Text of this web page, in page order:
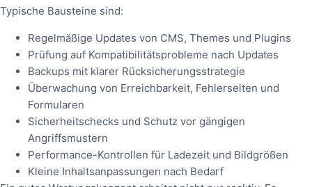
Typische Bausteine sind:
Regelmäßige Updates von CMS, Themes und Plugins
Prüfung auf Kompatibilitätsprobleme nach Updates
Backups mit klarer Rücksicherungsstrategie
Überwachung von Erreichbarkeit, Fehlerseiten und
Formularen
Sicherheitschecks und Schutz vor gängigen
Angriffsmustern
Performance-Kontrollen für Ladezeit und Bildgrößen
Kleine Inhaltsanpassungen nach Bedarf